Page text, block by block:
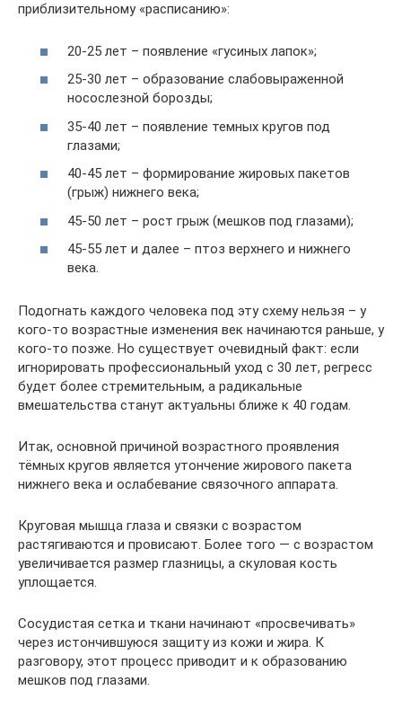
приблизительному «расписанию»:
20-25 лет – появление «гусиных лапок»;
25-30 лет – образование слабовыраженной
носослезной борозды;
35-40 лет – появление темных кругов под
глазами;
40-45 лет – формирование жировых пакетов
(грыж) нижнего века;
45-50 лет – рост грыж (мешков под глазами);
45-55 лет и далее – птоз верхнего и нижнего
века.
Подогнать каждого человека под эту схему нельзя – у
кого-то возрастные изменения век начинаются раньше, у
кого-то позже. Но существует очевидный факт: если
игнорировать профессиональный уход с 30 лет, регресс
будет более стремительным, а радикальные
вмешательства станут актуальны ближе к 40 годам.
Итак, основной причиной возрастного проявления
тёмных кругов является утончение жирового пакета
нижнего века и ослабевание связочного аппарата.
Круговая мышца глаза и связки с возрастом
растягиваются и провисают. Более того — с возрастом
увеличивается размер глазницы, а скуловая кость
уплощается.
Сосудистая сетка и ткани начинают «просвечивать»
через истончившуюся защиту из кожи и жира. К
разговору, этот процесс приводит и к образованию
мешков под глазами.